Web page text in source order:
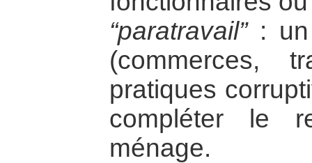
“paratravail”: un
(commerces,
pratiques
compléter le
ménage.